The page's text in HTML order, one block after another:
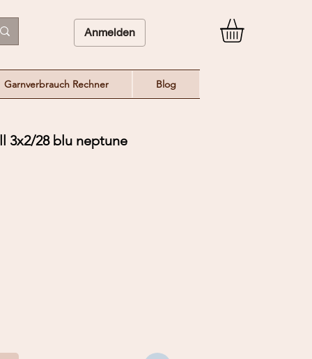
Anmelden
Garnverbrauch Rechner Blog
3x2/28 blu neptune